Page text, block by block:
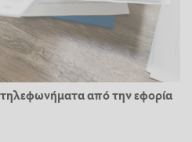
από την εφορία